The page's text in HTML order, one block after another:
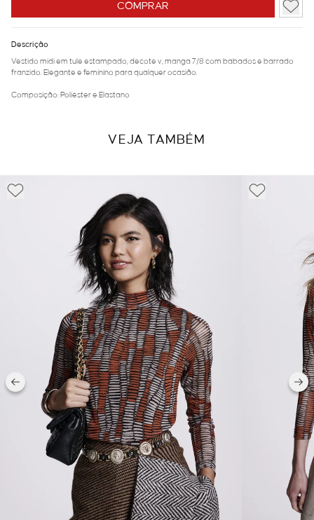
COMPRAR
Descrição
Vestido midi em tule estampado, decote v, manga 7/8 com babados e barrado
franzido. Elegante e feminino para qualquer ocasião.
Composição: Poliéster e Elastano
VEJA TAMBÉM